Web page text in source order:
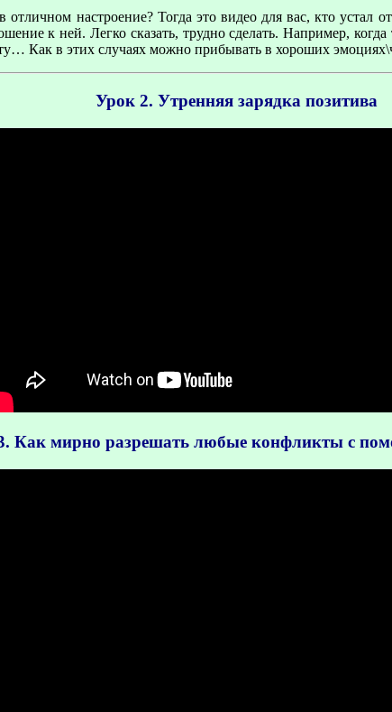
настроение? Тогда это видео для вас, кто устал
к ней. Легко сказать, трудно сделать. Например,
Как в этих случаях можно прибывать в хороших
Урок 2. Утренняя зарядка позитива
Как мирно разрешать любые конфликты с